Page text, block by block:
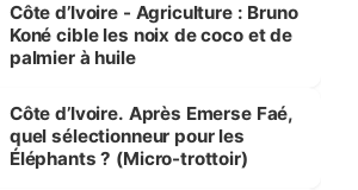
Côte d’Ivoire - Agriculture : Bruno
Koné cible les noix de coco et de
palmier à huile
Côte d’Ivoire. Après Emerse Faé,
quel sélectionneur pour les
Éléphants ? (Micro-trottoir)